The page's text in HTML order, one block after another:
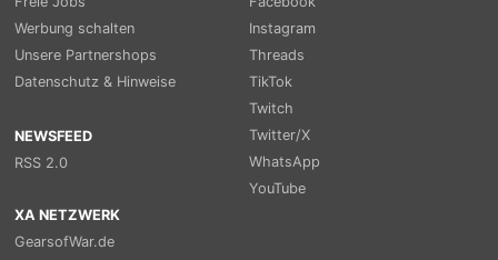
Werbung schalten
Unsere Partnershops
Datenschutz & Hinweise
NEWSFEED
RSS 2.0
Instagram
Threads
TikTok
Twitch
Twitter/X
WhatsApp
YouTube
XA NETZWERK
GearsofWar.de